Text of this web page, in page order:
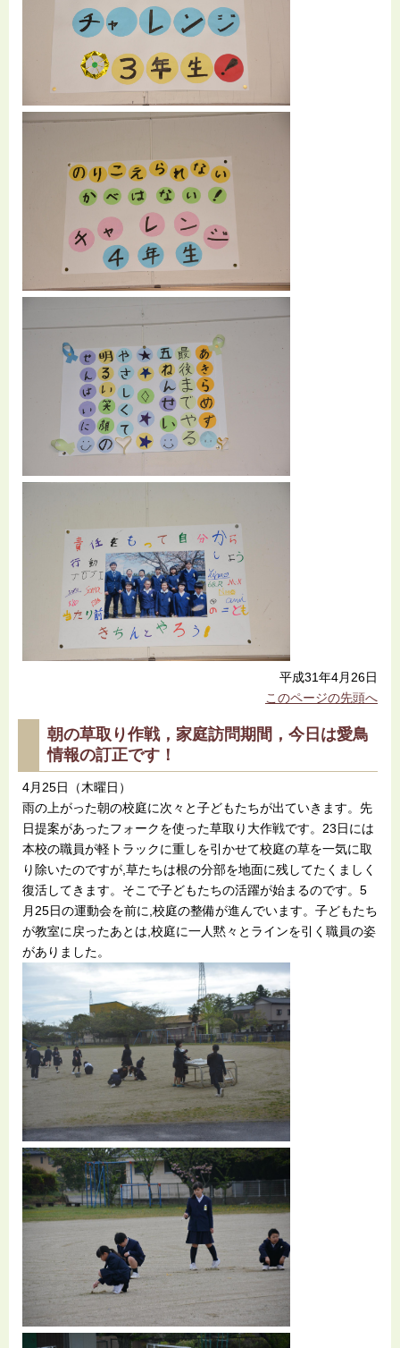
平成31年4月26日
このページの先頭へ
朝の草取り作戦，家庭訪問期間，今日は愛鳥
情報の訂正です！
4月25日（木曜日）
雨の上がった朝の校庭に次々と子どもたちが出ていきます。先
日提案があったフォークを使った草取り大作戦です。23日には
本校の職員が軽トラックに重しを引かせて校庭の草を一気に取
り除いたのですが,草たちは根の分部を地面に残してたくましく
復活してきます。そこで子どもたちの活躍が始まるのです。5
月25日の運動会を前に,校庭の整備が進んでいます。子どもたち
が教室に戻ったあとは,校庭に一人黙々とラインを引く職員の姿
がありました。